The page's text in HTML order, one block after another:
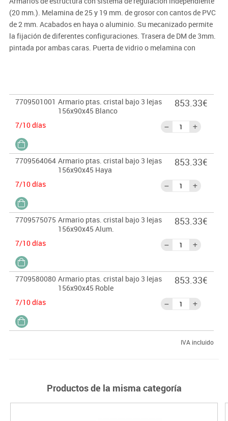
(20 mm.). Melamina de 25 y 19 mm. de grosor con cantos de PVC
de 2 mm. Acabados en haya o aluminio. Su mecanizado permite
la fijación de diferentes configuraciones. Trasera de DM de 3mm.
pintada por ambas caras. Puerta de vidrio o melamina con
tapa superior doble. Bucks de melamina de 25 y 19 mm. de grosor
con cantos de PVC de 2 mm. Acabados en haya o aluminio.
7709501001 Armario ptas. cristal bajo 3 lejas
156x90x45 Blanco
7/10 días
853.33€
7709564064 Armario ptas. cristal bajo 3 lejas
156x90x45 Haya
7/10 días
853.33€
7709575075 Armario ptas. cristal bajo 3 lejas
156x90x45 Alum.
7/10 días
853.33€
7709580080 Armario ptas. cristal bajo 3 lejas
156x90x45 Roble
7/10 días
853.33€
IVA incluido
Productos de la misma categoría